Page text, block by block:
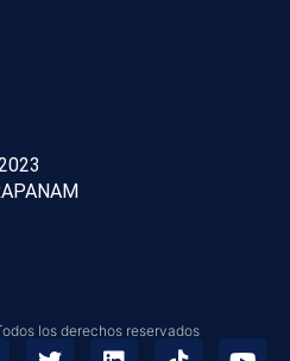
los derechos reservados